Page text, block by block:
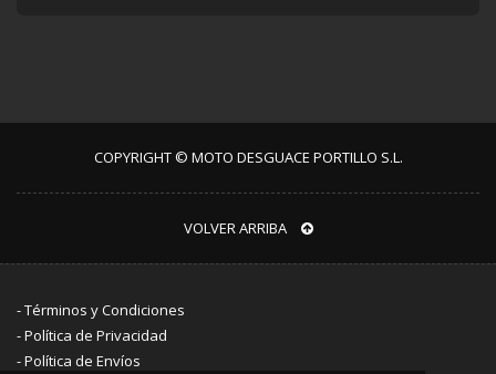
COPYRIGHT © MOTO DESGUACE PORTILLO S.L.
VOLVER ARRIBA
-Términos y Condiciones
-Política de Privacidad
-Política de Envíos